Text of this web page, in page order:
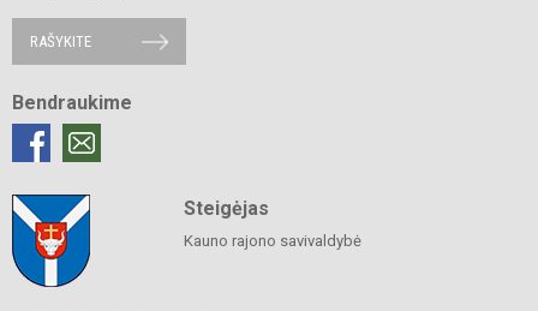
RAŠYKITE
Bendraukime
Steigėjas
Kauno rajono savivaldybė